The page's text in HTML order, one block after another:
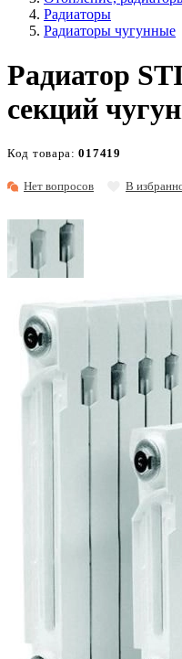
Радиаторы
Радиаторы чугунные
Радиатор
секций
Нет вопросов В
Код товара:017419